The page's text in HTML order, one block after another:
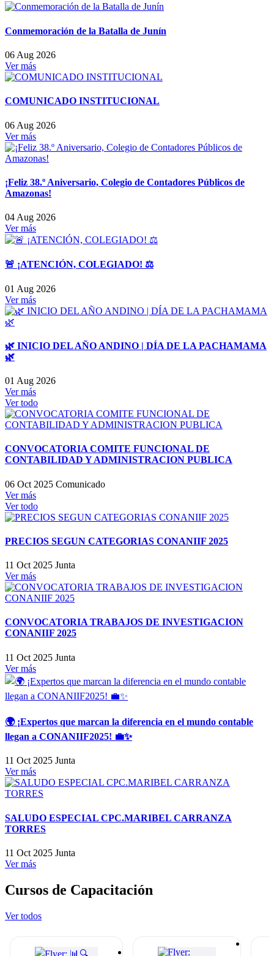
Conmemoración de la Batalla de Junín
06 Aug 2026
Ver más
COMUNICADO INSTITUCIONAL
06 Aug 2026
Ver más
¡Feliz 38.º Aniversario, Colegio de Contadores Públicos de
Amazonas!
04 Aug 2026
Ver más
🚨 ¡ATENCIÓN, COLEGIADO! ⚖️
01 Aug 2026
Ver más
🌿 INICIO DEL AÑO ANDINO | DÍA DE LA PACHAMAMA
🌿
01 Aug 2026
Ver más
Ver todo
CONVOCATORIA COMITE FUNCIONAL DE
CONTABILIDAD Y ADMINISTRACION PUBLICA
06 Oct 2025 Comunicado
Ver más
Ver todo
PRECIOS SEGUN CATEGORIAS CONANIIF 2025
11 Oct 2025 Junta
Ver más
CONVOCATORIA TRABAJOS DE INVESTIGACION
CONANIIF 2025
11 Oct 2025 Junta
Ver más
🌍 ¡Expertos que marcan la diferencia en el mundo contable
llegan a CONANIIF2025! 💼✨
11 Oct 2025 Junta
Ver más
SALUDO ESPECIAL CPC.MARIBEL CARRANZA
TORRES
11 Oct 2025 Junta
Ver más
Cursos de Capacitación
Ver todos